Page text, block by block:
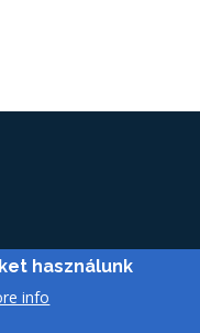
használunk
info